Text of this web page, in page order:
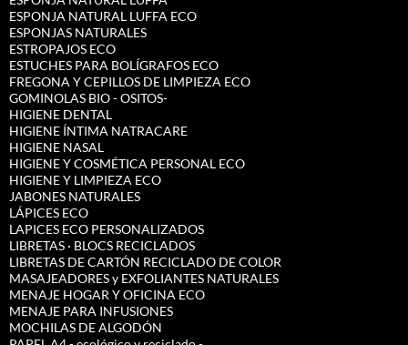
ESPONJA NATURAL LUFFA ECO
ESPONJAS NATURALES
ESTROPAJOS ECO
ESTUCHES PARA BOLÍGRAFOS ECO
FREGONA Y CEPILLOS DE LIMPIEZA ECO
GOMINOLAS BIO - OSITOS-
HIGIENE DENTAL
HIGIENE ÍNTIMA NATRACARE
HIGIENE NASAL
HIGIENE Y COSMÉTICA PERSONAL ECO
HIGIENE Y LIMPIEZA ECO
JABONES NATURALES
LÁPICES ECO
LAPICES ECO PERSONALIZADOS
LIBRETAS · BLOCS RECICLADOS
LIBRETAS DE CARTÓN RECICLADO DE COLOR
MASAJEADORES y EXFOLIANTES NATURALES
MENAJE HOGAR Y OFICINA ECO
MENAJE PARA INFUSIONES
MOCHILAS DE ALGODÓN